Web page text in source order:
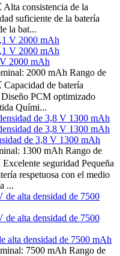
consistencia de la
suficiente de la batería
la bat...
2000 mAh
2000 mAh Rango de
de batería
PCM optimizado
Quími...
de 3,8 V 1300 mAh
1300 mAh Rango de
seguridad Pequeña
respetuosa con el medio
...
alta densidad de 7500 mAh
7500 mAh Rango de